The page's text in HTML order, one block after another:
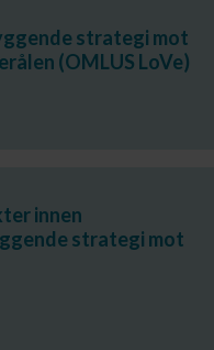
strategi mot
(OMLUS LoVe)
innen
strategi mot